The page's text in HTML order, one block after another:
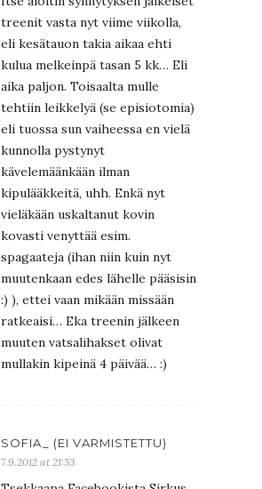
treenit vasta nyt viime viikolla,
eli kesätauon takia aikaa ehti
kulua melkeinpä tasan 5 kk… Eli
aika paljon. Toisaalta mulle
tehtiin leikkelyä (se episiotomia)
eli tuossa sun vaiheessa en vielä
kunnolla pystynyt
kävelemäänkään ilman
kipulääkkeitä, uhh. Enkä nyt
vieläkään uskaltanut kovin
kovasti venyttää esim.
spagaateja (ihan niin kuin nyt
muutenkaan edes lähelle pääsisin
:) ), ettei vaan mikään missään
ratkeaisi… Eka treenin jälkeen
muuten vatsalihakset olivat
mullakin kipeinä 4 päivää… :)
SOFIA_ (EI VARMISTETTU)
7.9.2012 at 21:53